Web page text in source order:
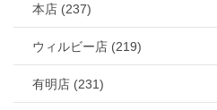
本店 (237)
ウィルビー店 (219)
有明店 (231)